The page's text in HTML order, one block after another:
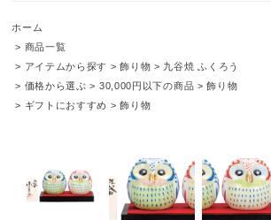
ホーム
> 商品一覧
> アイテムから探す >飾り物 > 九谷焼 ふくろう
> 価格から選ぶ > 30,000円以下の商品 >飾り物
> ギフトにおすすめ >飾り物